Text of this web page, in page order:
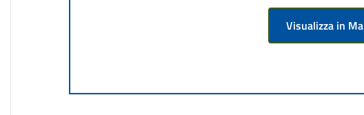
Visualizza in